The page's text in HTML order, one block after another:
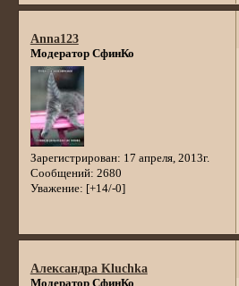
Anna123
Модератор СфинКо
Зарегистрирован: 17 апреля, 2013г.
Сообщений: 2680
Уважение: [+14/-0]
Александра Kluchka
Модератор СфинКо